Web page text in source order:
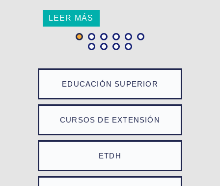
EDUCACIÓN SUPERIOR
CURSOS DE EXTENSIÓN
ETDH
LEER MÁS